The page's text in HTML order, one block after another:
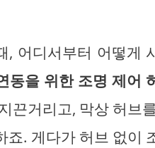
, 어디서부터 어떻게
동을 위한 조명 제어
끈거리고, 막상 허브
. 게다가 허브 없이